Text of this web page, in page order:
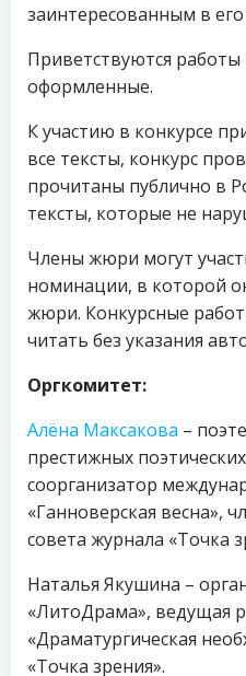
заинтересованным в
Приветствуются
оформленные.
К участию в конкурсе
все тексты, конкурс
прочитаны публично в
тексты, которые не
Члены жюри могут
номинации, в которой
жюри. Конкурсные
читать без указания
Оргкомитет:
Алёна Максакова –
престижных
соорганизатор
«Ганноверская весна»,
совета журнала «Точка
Наталья Якушина –
«ЛитоДрама», ведущая
«Драматургическая
«Точка зрения».